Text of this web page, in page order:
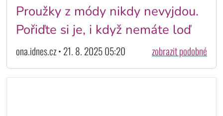
Proužky z módy nikdy nevyjdou.
Pořiďte si je, i když nemáte loď
ona.idnes.cz • 21. 8. 2025 05:20 zobrazit podobné